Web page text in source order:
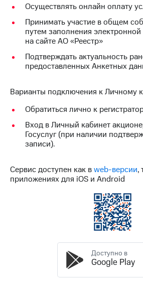
Достижения
Интервью
отчетность
Новости
в
и акционерам
Корпоративное
Корпоративный
секретарь
Собрания
акционеров
Личный
Осуществлять онлайн оплату
Принимать участие в общем
путем заполнения
на сайте АО «Реестр»
Подтверждать актуальность
предоставленных Анкетных
Варианты подключения к Личному
Обратиться лично к
Вход в Личный кабинет
Госуслуг (при наличии
записи).
Сервис доступен как вweb-версии,
приложениях для iOS и Android
Доступно в
Google Play